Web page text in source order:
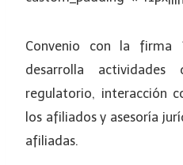
Convenio con la firma
desarrolla actividades
regulatorio, interacción
los afiliados y asesoría
afiliadas.